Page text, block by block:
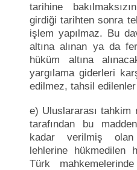
tarihine
girdiği tarihten sonra
işlem yapılmaz. Bu
altına alınan ya da
hüküm altına
yargılama giderleri
edilmez, tahsil
e) Uluslararası
tarafından bu
kadar verilmiş olan
lehlerine hükmedilen
Türk